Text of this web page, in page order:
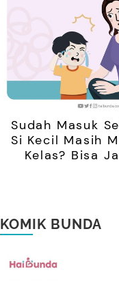
Sudah Masuk
Si Kecil Masih
Kelas? Bisa
KOMIK BUNDA